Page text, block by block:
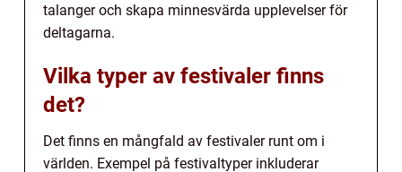
talanger och skapa minnesvärda upplevelser för
deltagarna.
Vilka typer av festivaler finns
det?
Det finns en mångfald av festivaler runt om i
världen. Exempel på festivaltyper inkluderar